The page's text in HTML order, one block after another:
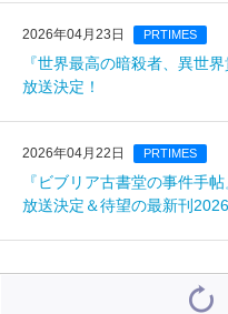
2026年04月23日 PRTIMES
『世界最高の暗殺者、異世
放送決定！
2026年04月22日 PRTIMES
『ビブリア古書堂の事件手
放送決定＆待望の最新刊